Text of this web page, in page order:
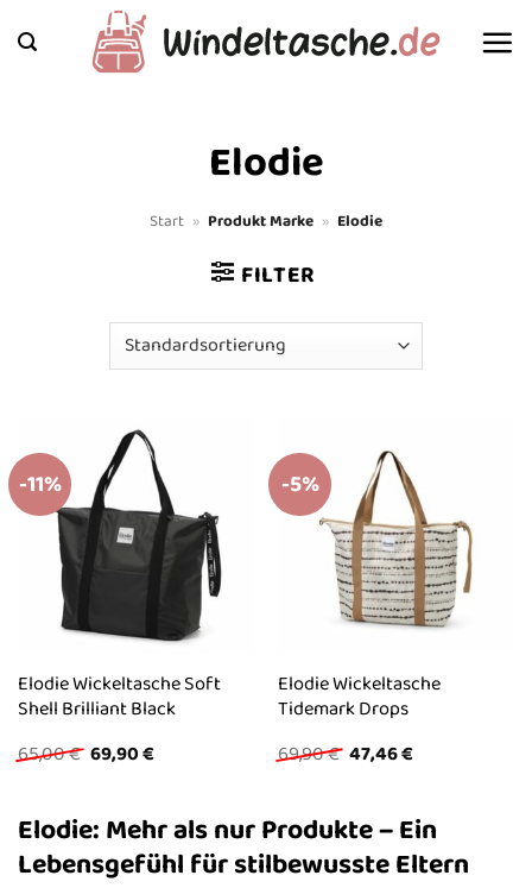
Inhalt
Elodie
Start » Produkt Marke » Elodie
FILTER
-11%
Elodie Wickeltasche Soft
Shell Brilliant Black
65,00€ Ursprünglicher
Preis
69,90€Aktueller
-5%
Elodie Wickeltasche
Tidemark Drops
69,90€ Ursprünglicher
Preis
47,46€Aktueller
Elodie: Mehr als nur Produkte – Ein
Lebensgefühl für stilbewusste Eltern